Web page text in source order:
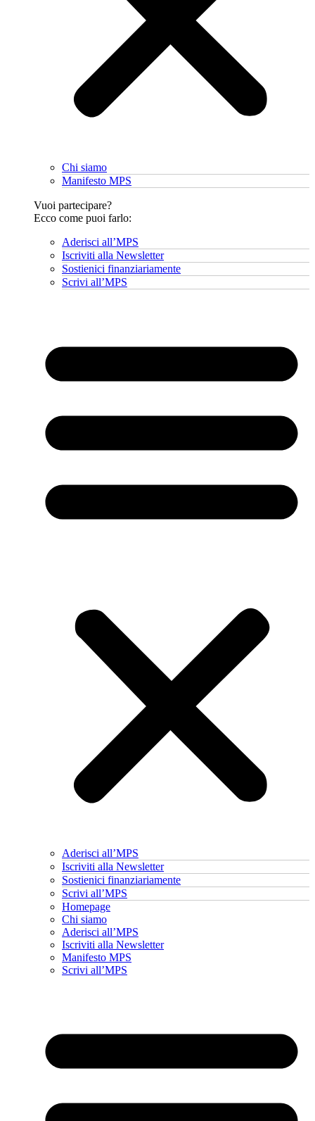
Chi siamo
Manifesto MPS
Vuoi partecipare?
Ecco come puoi farlo:
Aderisci all’MPS
Iscriviti alla Newsletter
Sostienici finanziariamente
Scrivi all’MPS
Aderisci all’MPS
Iscriviti alla Newsletter
Sostienici finanziariamente
Scrivi all’MPS
Homepage
Chi siamo
Aderisci all’MPS
Iscriviti alla Newsletter
Manifesto MPS
Scrivi all’MPS